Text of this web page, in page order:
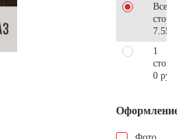
Все
1
0 руб.